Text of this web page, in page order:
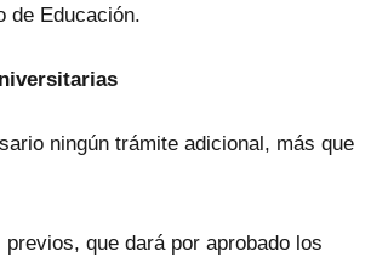
de Educación.
ningún trámite adicional, más que
que dará por aprobado los